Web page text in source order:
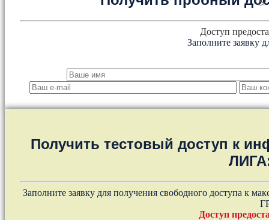
Доступ
Заполните заявку
Получить тестовый доступ к
Заполните заявку для получения свободного доступа к
Доступ